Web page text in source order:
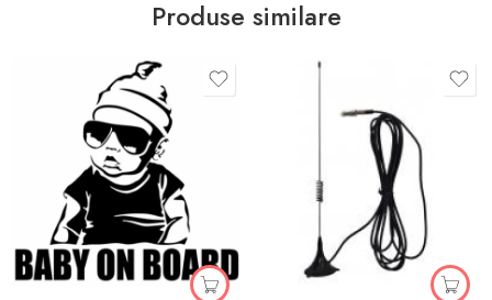
Produse similare